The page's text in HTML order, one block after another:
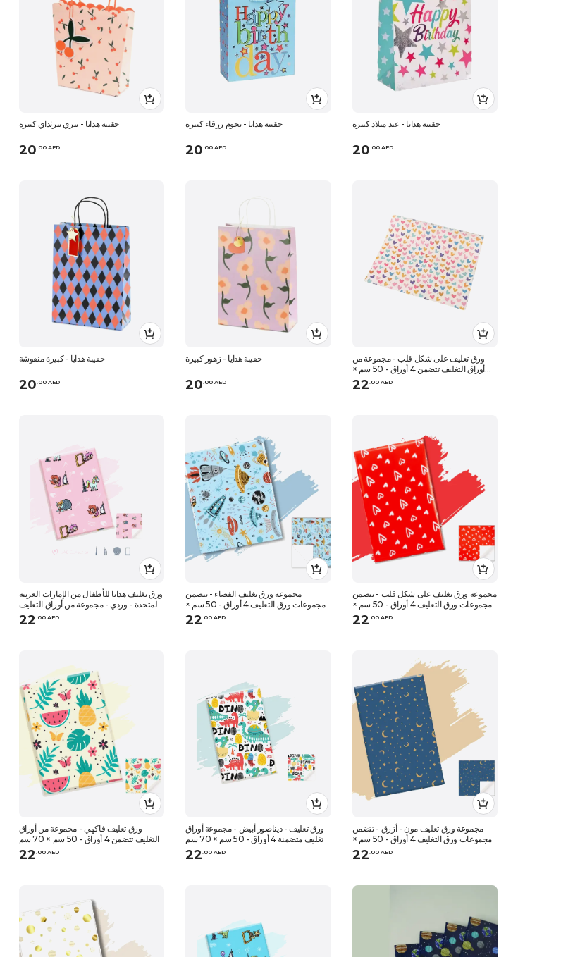
حقيبة هدايا - بيري بيرثداي كبيرة
20 00 AED
حقيبة هدايا - نجوم زرقاء كبيرة
20 00 AED
حقيبة هدايا - عيد ميلاد كبيرة
20 00 AED
حقيبة هدايا - كبيرة منقوشة
20.00 AED
حقيبة هدايا - زهور كبيرة
20.00 AED
ورق تغليف على شكل قلب - مجموعة من
أوراق التغليف تتضمن 4 أوراق - 50 سم ×
70 سم22.00 AED
ورق تغليف هدايا للأطفال من الإمارات العربية
المتحدة - وردي - مجموعة من أوراق التغليف
22 00 AED
مجموعة ورق تغليف الفضاء - تتضمن
مجموعات ورق التغليف 4 أوراق - 50 سم ×
70 سم22 00 AED
مجموعة ورق تغليف على شكل قلب - تتضمن
مجموعات ورق التغليف 4 أوراق - 50 سم ×
70 سم22 00 AED
ورق تغليف فاكهي - مجموعة من أوراق
التغليف تتضمن 4 أوراق - 50 سم × 70 سم
22.00 AED
ورق تغليف - ديناصور أبيض - مجموعة أوراق
تغليف متضمنة 4 أوراق - 50 سم × 70 سم
22.00 AED
مجموعة ورق تغليف مون - أزرق - تتضمن
مجموعات ورق التغليف 4 أوراق - 50 سم ×
70 سم22.00 AED